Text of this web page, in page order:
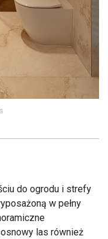
do ogrodu i strefy
w pełny
las również